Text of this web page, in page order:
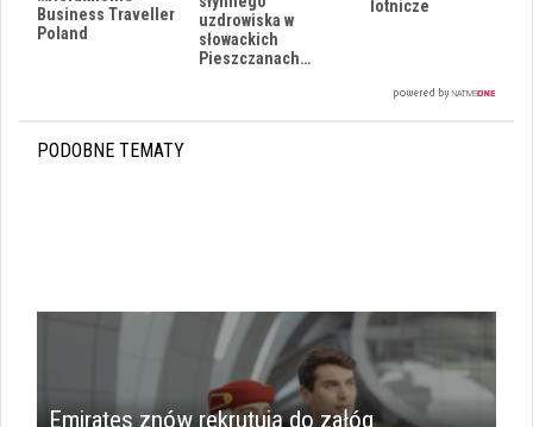
Business Traveller
Poland
uzdrowiska w
słowackich
Pieszczanach…
lotnicze
PODOBNE TEMATY
Emirates znów rekrutują do załóg